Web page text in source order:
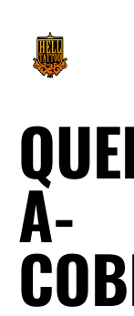
A-